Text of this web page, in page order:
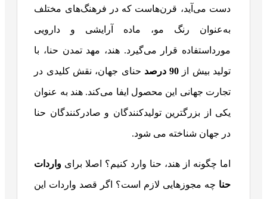
دست می‌آید، قرن‌هاست که در فرهنگ‌های مختلف
به‌عنوان رنگ مو، ماده آرایشی و دارویی
مورداستفاده قرار می‌گیرد. هند، مهد تمدن حنا، با
تولید بیش از 90 درصد حنای جهان، نقش کلیدی در
تجارت جهانی این محصول ایفا می‌کند. هند به عنوان
یکی از بزرگترین تولیدکنندگان و صادرکنندگان حنا
در جهان شناخته می شود.
اما چگونه از هند، حنا وارد کنیم؟ اصلا برای واردات
حنا چه مجوزهایی لازم است؟ اگر قصد واردات این